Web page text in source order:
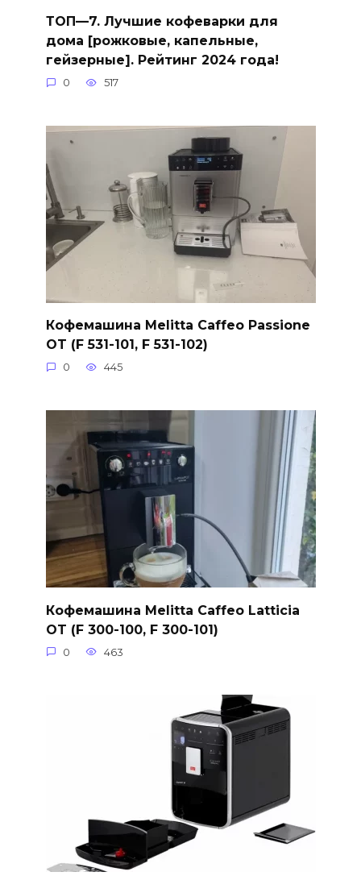
ТОП—7. Лучшие кофеварки для
дома [рожковые, капельные,
гейзерные]. Рейтинг 2024 года!
0 517
Кофемашина Melitta Caffeo Passione
OT (F 531-101, F 531-102)
0 445
Кофемашина Melitta Caffeo Latticia
OT (F 300-100, F 300-101)
0 463